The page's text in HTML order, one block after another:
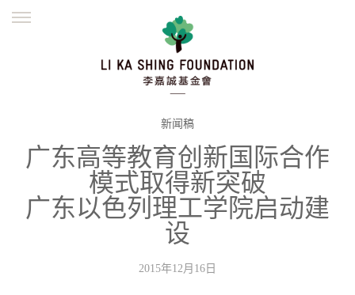
並肩同行
繁體
新闻稿
广东高等教育创新国际合作
模式取得新突破
广东以色列理工学院启动建
设
2015年12月16日